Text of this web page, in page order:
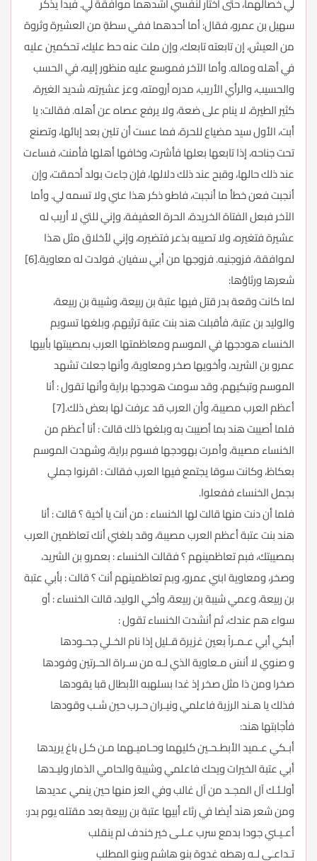
سهيل بن عمرو، فقال: أما أحدهما ففي سطةٍ من العشيرة وثروة
من العيش، إن تابعته تابعك، وإن ملت عنه حط عليك، تحكمين عليه
في أهله وماله. وأما الآخر فموسع عليه منظور إليه، في الحسب
والحسيب، والرأي الأريب، مدره أرومته، وعز عشيرته، شديد الغيرة،
كثير الطيرة، لا ينام على ضعة، ولا يرفع عصاه عن أهله. فقالت: يا
أبت، الأول سيد مضياع للحرة، فما عست أن تلين بعد إبائها، وتصنع
تحت جناحه، إذا تابعها بعلها فأشرت، وخافها أهلها فأمنت، فساءت
عند ذلك حالها، وقبح عند ذلك دلالها، فإن جاءت بولد أحمقت، وإن
أنجبت فعن خطأ ما أنجبت، فاطو ذكر هذا عني ولا تسمه لي. وأما
الآخر فبعل الفتاة الخريدة، الحرة العفيفة، وإني للتي لا أريب له
عشيرة فتغيره، ولا تصيبه بذعر فتضيره، وإني لأخلاق مثل هذا
لموافقة، فزوجنيه. فزوجها من أبي سفيان. فولدت له معاوية.[6]
شعرها ورثاؤها:
لما كانت وقعة بدر قتل فيها عتبة بن ربيعة، وشيبة بن ربيعة،
والوليد بن عتبة، فأقبلت هند بنت عتبة ترثيهم، وبلغها تسويم
الخنساء هودجها في الموسم ومعاظمتها العرب بمصيبتها بأبيها
عمرو بن الشريد، وأخويها صخر ومعاوية، وأنها جعلت تشهد
الموسم وتبكيهم، وقد سومت هودجها براية وأنها تقول : أنا
أعظم العرب مصيبة، وأن العرب قد عرفت لها بعض ذلك.[7]
فلما أصيبت هند بما أصيبت به وبلغها ذلك قالت : أنا أعظم من
الخنساء مصيبة، وأمرت بهودجها فسوم براية، وشهدت الموسم
بعكاظ، وكانت سوقا يجتمع فيها العرب فقالت : اقرنوا جملي
بجمل الخنساء ففعلوا.
فلما أن دنت منها قالت لها الخنساء : من أنت يا أخية ؟ قالت : أنا
هند بنت عتبة أعظم العرب مصيبة، وقد بلغني أنك تعاظمين العرب
بمصيبتك، فبم تعاظمينهم ؟ فقالت الخنساء : بعمرو بن الشريد،
وصخر، ومعاوية ابني عمرو، وبم تعاظمينهم أنت ؟ قالت : بأبي عتبة
بن ربيعة، وعمي شيبة بن ربيعة، وأخي الوليد، قالت الخنساء : أو
سواء هم عندك، ثم أنشدت الخنساء تقول :
أبكي أبي عـمـراً بعين غزيرة قـليل إذا نام الخـلي جحـودها
و صنوي لا أنسَ مـعاوية الذي لـه من سـراة الحـرتين وفودها
صخرا ومن ذا مثل صخر إذ غدا بسلهبه الأبطال قبا يقودها
فذلك يا هـند الرزية فاعلمي ونيـران حـرب حين شـب وقودها
فأجابتها هند:
أبـكي عـميد الأبطـحـين كليهما وحـاميـهما مـن كـل باغ يريدها
أبي عتبة الخيرات ويحك فاعلمي وشيبة والحامي الذمار وليـدها
أولـئـك آل المجـد من آل غالب وفي العز منها حين ينمي عديدها
ومن شعر هند أيضا في رثاء أبيها عتبة بن ربيعة بعد مقتله يوم بدر:
أعـيـني جودا بدمع سرب عـلـى خير خندف لم ينقلب
تـداعـى لـه رهطه غدوة بنو هاشم وبنو المطلب